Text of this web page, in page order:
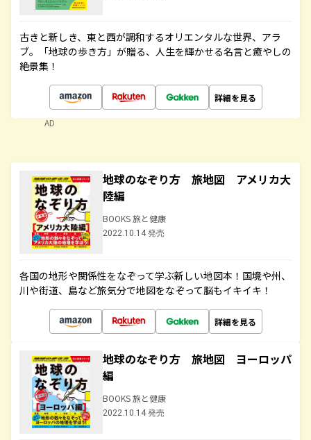
古きと新しき、東と西が調和するオリエンタルな世界、アラ
ブ。「地球の歩き方」が贈る、人生を輝かせる名言と癒やしの
絶景集！
詳細を見る
AD
地球のなぞり方 旅地図 アメリカ大
陸編
BOOKS 旅と健康
2022.10.14 発売
各国の地形や関係性をなぞって学ぶ新しい地図本！国境や州、
川や街道、島など旅気分で地図をなぞって脳もイキイキ！
詳細を見る
地球のなぞり方 旅地図 ヨーロッパ
編
BOOKS 旅と健康
2022.10.14 発売